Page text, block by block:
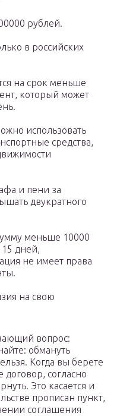
рублей.
в российских
на срок меньше
который может
использовать
средства,
и пени за
двукратного
меньше 10000
дней,
не имеет права
на свою
вопрос:
обмануть
Когда вы берете
согласно
Это касается и
прописан пункт,
соглашения